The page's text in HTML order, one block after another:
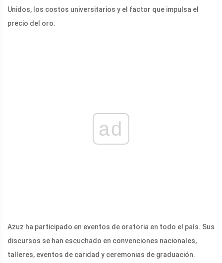
Unidos, los costos universitarios y el factor que impulsa el
precio del oro.
ad
Azuz ha participado en eventos de oratoria en todo el país. Sus
discursos se han escuchado en convenciones nacionales,
talleres, eventos de caridad y ceremonias de graduación.